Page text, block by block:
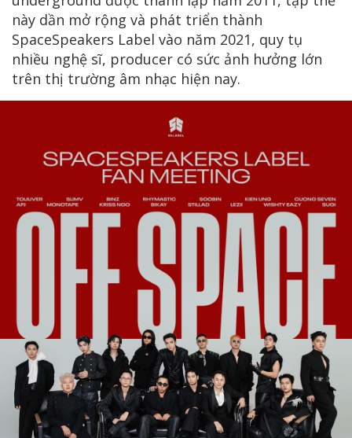
này dần mở rộng và phát triển thành
SpaceSpeakers Label vào năm 2021, quy tụ
nhiều nghệ sĩ, producer có sức ảnh hưởng lớn
trên thị trường âm nhạc hiện nay.